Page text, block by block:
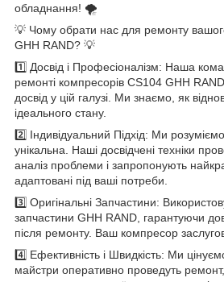
обладнання! 🌪️
💡 Чому обрати нас для ремонту
GHH RAND? 💡
1️⃣ Досвід і Професіоналізм: Наша
ремонті компресорів CS104 GHH
досвід у цій галузі. Ми знаємо, як
ідеального стану.
2️⃣ Індивідуальний Підхід: Ми
унікальна. Наші досвідчені техніки
аналіз проблеми і запропонують
адаптовані під ваші потреби.
3️⃣ Оригінальні Запчастини:
запчастини GHH RAND, гарантуючи
після ремонту. Ваш компресор
4️⃣ Ефективність і Швидкість: Ми
майстри оперативно проведуть